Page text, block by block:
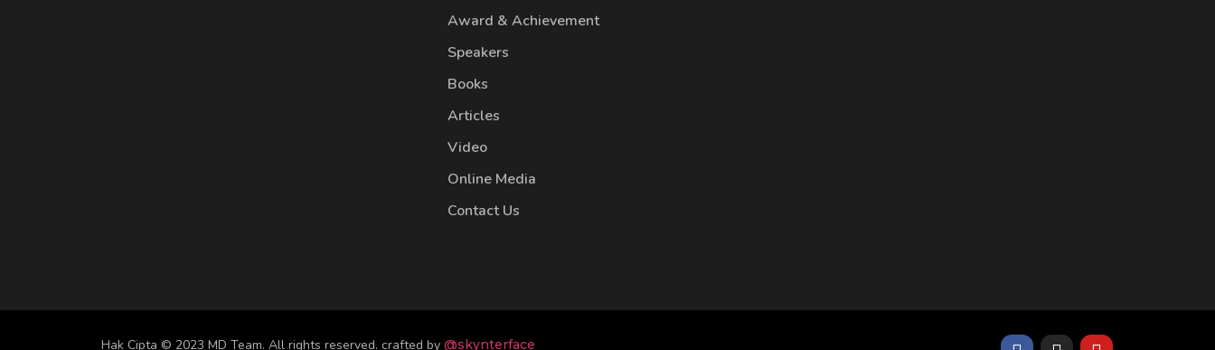
Award & Achievement
Speakers
Books
Articles
Video
Online Media
Contact Us
Hak Cipta © 2023 MD Team. All rights reserved. crafted by @skynterface